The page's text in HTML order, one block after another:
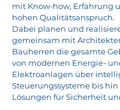
mit Know-how, Erfahrung
hohen Qualitätsanspruch.
Dabei planen und
gemeinsam mit
Bauherren die gesamte
von modernen Energie-
Elektroanlagen über
Steuerungssysteme bis
Lösungen für Sicherheit